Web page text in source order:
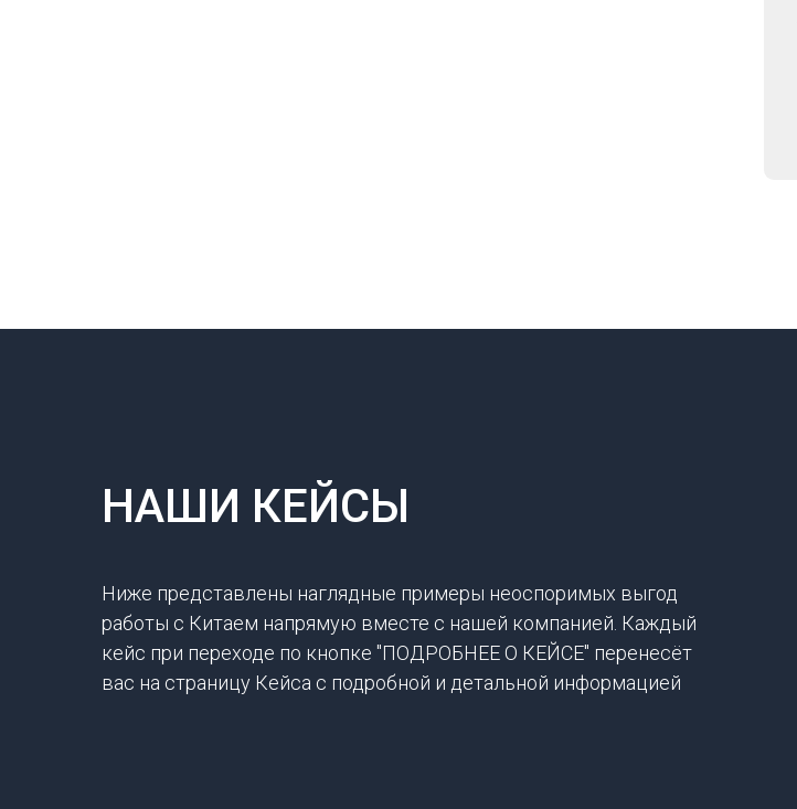
НАШИ КЕЙСЫ
Ниже представлены наглядные примеры неоспоримых выгод
работы с Китаем напрямую вместе с нашей компанией. Каждый
кейс при переходе по кнопке "ПОДРОБНЕЕ О КЕЙСЕ" перенесёт
вас на страницу Кейса с подробной и детальной информацией